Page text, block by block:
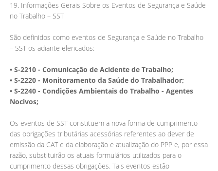
19. Informações Gerais Sobre os Eventos de Segurança e Saúde
no Trabalho – SST
São definidos como eventos de Segurança e Saúde no Trabalho
– SST os adiante elencados:
• S-2210 - Comunicação de Acidente de Trabalho;
• S-2220 - Monitoramento da Saúde do Trabalhador;
• S-2240 - Condições Ambientais do Trabalho - Agentes
Nocivos;
Os eventos de SST constituem a nova forma de cumprimento
das obrigações tributárias acessórias referentes ao dever de
emissão da CAT e da elaboração e atualização do PPP e, por essa
razão, substituirão os atuais formulários utilizados para o
cumprimento dessas obrigações. Tais eventos estão